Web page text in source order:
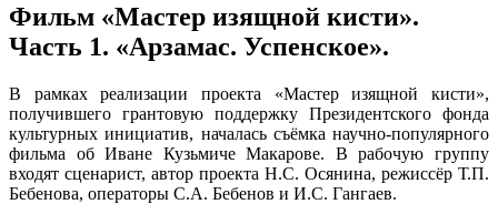
Фильм «Мастер изящной кисти».
Часть 1. «Арзамас. Успенское».
В рамках реализации проекта «Мастер изящной кисти»,
получившего грантовую поддержку Президентского фонда
культурных инициатив, началась съёмка научно-популярного
фильма об Иване Кузьмиче Макарове. В рабочую группу
входят сценарист, автор проекта Н.С. Осянина, режиссёр Т.П.
Бебенова, операторы С.А. Бебенов и И.С. Гангаев.